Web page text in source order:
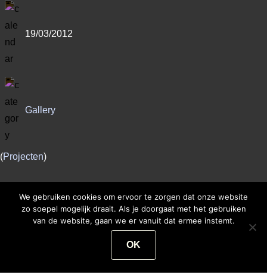
19/03/2012
Gallery
(Projecten)
Comments are closed.
We gebruiken cookies om ervoor te zorgen dat onze website
zo soepel mogelijk draait. Als je doorgaat met het gebruiken
van de website, gaan we er vanuit dat ermee instemt.
OK